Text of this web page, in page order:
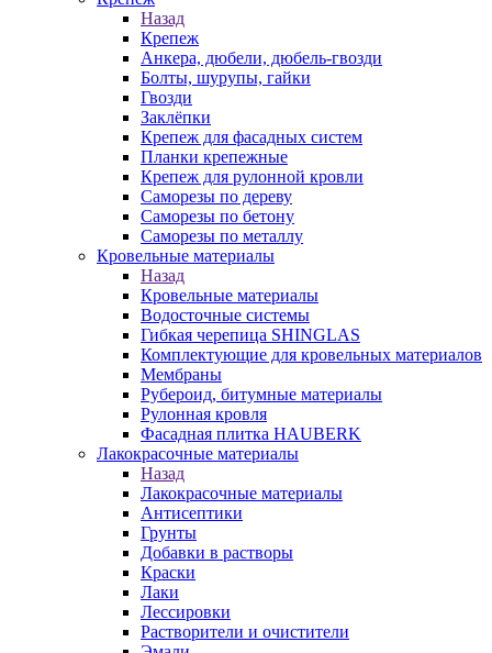
Назад
Крепеж
Анкера, дюбели, дюбель-гвозди
Болты, шурупы, гайки
Гвозди
Заклёпки
Крепеж для фасадных систем
Планки крепежные
Крепеж для рулонной кровли
Саморезы по дереву
Саморезы по бетону
Саморезы по металлу
Кровельные материалы
Назад
Кровельные материалы
Водосточные системы
Гибкая черепица SHINGLAS
Комплектующие для кровельных материалов
Мембраны
Рубероид, битумные материалы
Рулонная кровля
Фасадная плитка HAUBERK
Лакокрасочные материалы
Назад
Лакокрасочные материалы
Антисептики
Грунты
Добавки в растворы
Краски
Лаки
Лессировки
Растворители и очистители